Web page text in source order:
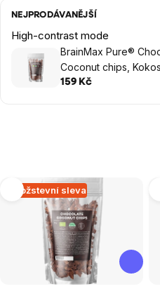
NEJPRODÁVANĚJŠÍ
High-contrast mode
BrainMax Pure®
Coconut chips,
v čokoládě, BIO, 250 g
159 Kč
Výpis
produktů
Množstevní sleva